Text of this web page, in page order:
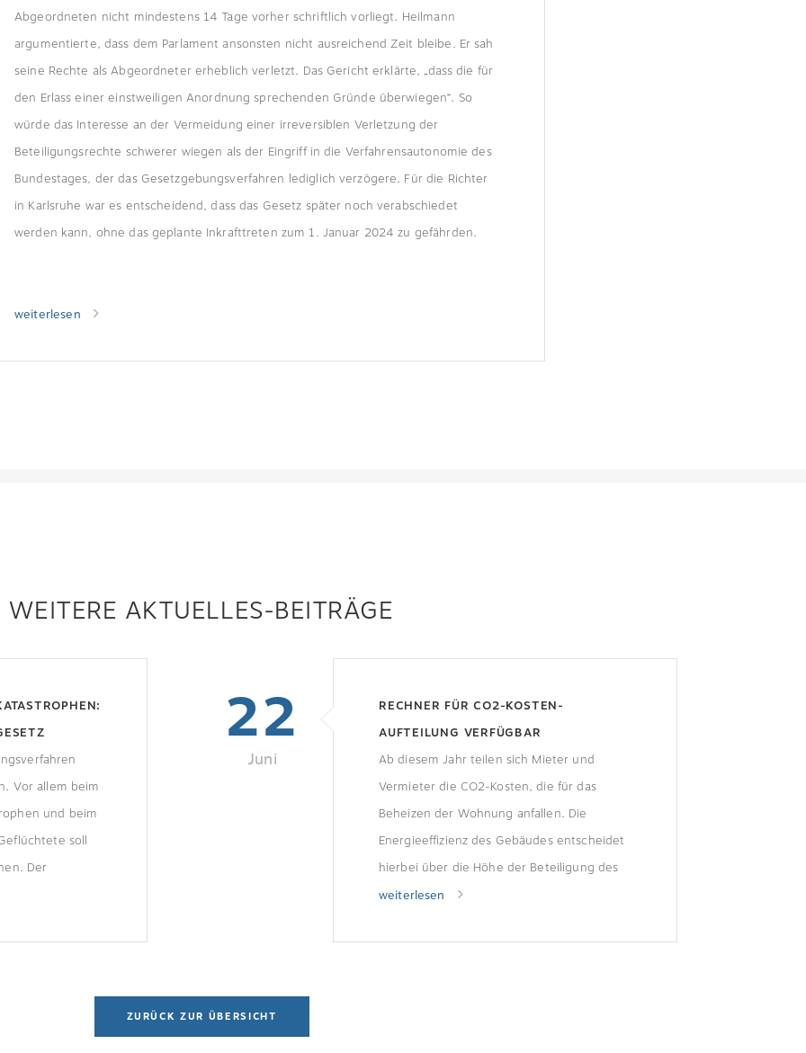
Abgeordneten nicht mindestens 14 Tage vorher schriftlich vorliegt. Heilmann
argumentierte, dass dem Parlament ansonsten nicht ausreichend Zeit bleibe. Er sah
seine Rechte als Abgeordneter erheblich verletzt. Das Gericht erklärte, „dass die für
den Erlass einer einstweiligen Anordnung sprechenden Gründe überwiegen“. So
würde das Interesse an der Vermeidung einer irreversiblen Verletzung der
Beteiligungsrechte schwerer wiegen als der Eingriff in die Verfahrensautonomie des
Bundestages, der das Gesetzgebungsverfahren lediglich verzögere. Für die Richter
in Karlsruhe war es entscheidend, dass das Gesetz später noch verabschiedet
werden kann, ohne das geplante Inkrafttreten zum 1. Januar 2024 zu gefährden.
weiterlesen
WEITERE AKTUELLES-BEITRÄGE
Vor allem beim
und beim
soll
Der
im
22
Juni
RECHNER FÜR CO2-KOSTEN-
AUFTEILUNG VERFÜGBAR
Ab diesem Jahr teilen sich Mieter und
Vermieter die CO2-Kosten, die für das
Beheizen der Wohnung anfallen. Die
Energieeffizienz des Gebäudes entscheidet
hierbei über die Höhe der Beteiligung des
Vermieters. Nun hat die Bundesregierung
Verfügung gestellt, mit dem die Kosten
weiterlesen
ZURÜCK ZUR ÜBERSICHT